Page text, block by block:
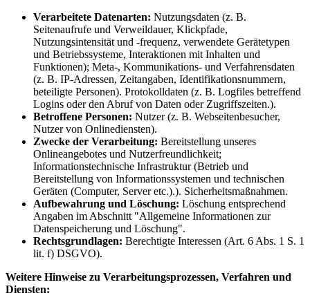
Verarbeitete Datenarten: Nutzungsdaten (z. B.
Seitenaufrufe und Verweildauer, Klickpfade,
Nutzungsintensität und -frequenz, verwendete Gerätetypen
und Betriebssysteme, Interaktionen mit Inhalten und
Funktionen); Meta-, Kommunikations- und Verfahrensdaten
(z. B. IP-Adressen, Zeitangaben, Identifikationsnummern,
beteiligte Personen). Protokolldaten (z. B. Logfiles betreffend
Logins oder den Abruf von Daten oder Zugriffszeiten.).
Betroffene Personen: Nutzer (z. B. Webseitenbesucher,
Nutzer von Onlinediensten).
Zwecke der Verarbeitung: Bereitstellung unseres
Onlineangebotes und Nutzerfreundlichkeit;
Informationstechnische Infrastruktur (Betrieb und
Bereitstellung von Informationssystemen und technischen
Geräten (Computer, Server etc.).). Sicherheitsmaßnahmen.
Aufbewahrung und Löschung: Löschung entsprechend
Angaben im Abschnitt "Allgemeine Informationen zur
Datenspeicherung und Löschung".
Rechtsgrundlagen: Berechtigte Interessen (Art. 6 Abs. 1 S. 1
lit. f) DSGVO).
Weitere Hinweise zu Verarbeitungsprozessen, Verfahren und
Diensten: